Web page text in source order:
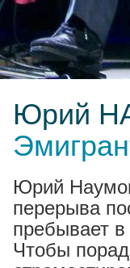
Юрий
Юрий
перерыва
пребывает
Чтобы